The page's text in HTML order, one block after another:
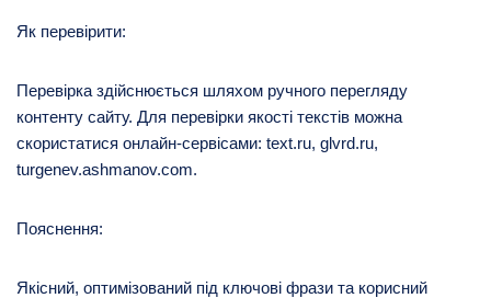
Як перевірити:
Перевірка здійснюється шляхом ручного перегляду
контенту сайту. Для перевірки якості текстів можна
скористатися онлайн-сервісами: text.ru, glvrd.ru,
turgenev.ashmanov.com.
Пояснення:
Якісний, оптимізований під ключові фрази та корисний